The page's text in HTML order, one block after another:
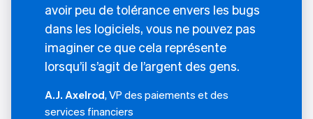
avoir peu de tolérance envers les bugs
dans les logiciels, vous ne pouvez pas
imaginer ce que cela représente
lorsqu’il s’agit de l’argent des gens.
A.J. Axelrod, VP des paiements et des
services financiers